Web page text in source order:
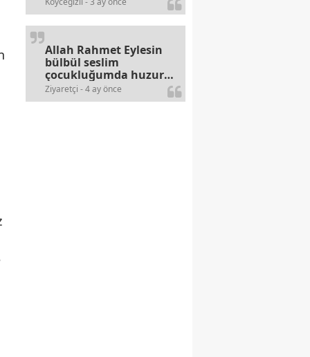
alerjileri bitmez,bahane
arayan illaki bulur.
Ziyaretçi - 4 ay önce
Allah Rahmet Eylesin
bülbül seslim
çocukluğumda huzur
olurdu evimize.
Ablamla bağıra bağıra